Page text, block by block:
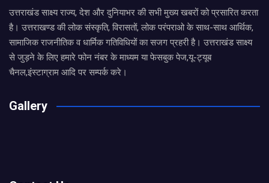
उत्तराखंड साक्ष्य राज्य, देश और दुनियाभर की सभी मुख्य खबरों को प्रसारित करता
है। उत्तराखण्ड की लोक संस्कृति, विरासतों, लोक परंपराओ के साथ-साथ आर्थिक,
सामाजिक राजनीतिक व धार्मिक गतिविधियों का सजग प्रहरी है। उत्तराखंड साक्ष्य
से जुड़ने के लिए हमारे फोन नंबर के माध्यम या फेसबुक पेज,यू-ट्यूब
चैनल,इंस्टाग्राम आदि पर सम्पर्क करे।
Gallery